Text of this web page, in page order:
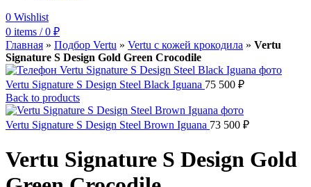
0 Wishlist
0 items / 0 ₽
Главная » Подбор Vertu » Vertu с кожей крокодила » Vertu
Signature S Design Gold Green Crocodile
Vertu Signature S Design Steel Black Iguana 75 500 ₽
Back to products
Vertu Signature S Design Steel Brown Iguana 73 500 ₽
Vertu Signature S Design Gold